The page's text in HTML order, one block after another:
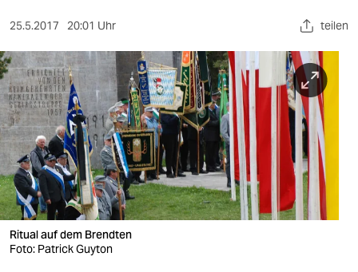
sport
berlin
nord
wahrheit
verlag
verlag
veranstaltungen
25.5.2017 20:01 Uhr teilen
Ritual auf dem Brendten
Foto: Patrick Guyton